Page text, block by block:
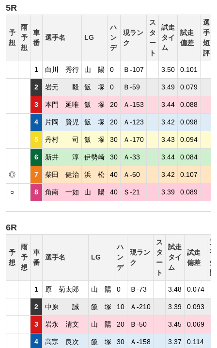
5R
予
想
雨
予
想
車
番
選手名 LG
ハ
ン
デ
現ラン
ク
ス
タ
ー
ト
試走
タイ
ム
試走
偏差
選
手
短
評
1 白川 秀行 山 陽 0 Ｂ-107 3.50 0.101
2 岩元 毅 飯 塚 0 Ｂ-59 3.49 0.079
3 本門 延唯 飯 塚 20 Ａ-153 3.44 0.088
4 片岡 賢児 飯 塚 20 Ａ-123 3.42 0.098
5 丹村 司 飯 塚 30 Ａ-170 3.43 0.094
6 新井 淳 伊勢崎 30 Ａ-33 3.44 0.084
◎ 7 柴田 健治 浜 松 40 Ａ-60 3.42 0.107
○ 8 角南 一如 山 陽 40 Ｓ-21 3.39 0.089
6R
予
想
雨
予
想
車
番
選手名 LG
ハ
ン
デ
現ラン
ク
ス
タ
ー
ト
試走
タイ
ム
試走
偏差
選
手
短
評
1 原 菊太郎 山 陽 0 Ｂ-73 3.48 0.074
2 中原 誠 飯 塚 10 Ａ-210 3.39 0.093
3 岩永 清文 山 陽 20 Ｂ-50 3.45 0.069
4 高宗 良次 飯 塚 30 Ａ-158 3.37 0.114